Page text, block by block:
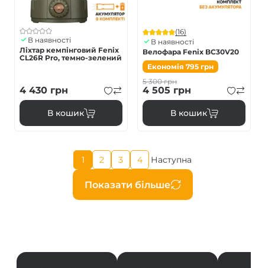
В наявності
Ліхтар кемпінговий Fenix
CL26R Pro, темно-зелений
4 430 грн
В кошик
(16)
В наявності
Велофара Fenix BC30V20
Економія 795 грн
5 300грн
4 505 грн
В кошик
Розбивка
на
сторінки
Показати більше
Поточна
сторінка
1
Page
2
Page
3
Page
4
Наступна
сторінка
Наступна